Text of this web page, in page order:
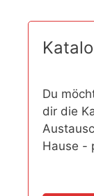
Du
dir die
Hause -